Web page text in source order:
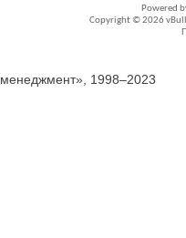
Powered
Copyright © 2026
1998–2023